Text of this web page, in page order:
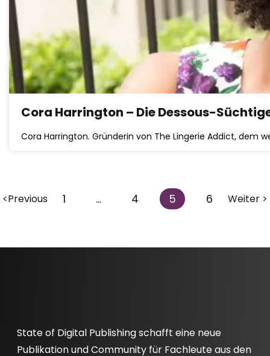
Cora Harrington – Die Dessous-
Cora Harrington. Gründerin von The Lingerie Addict, dem
<Previous 1 … 4 5 6 Weiter >
State of Digital Publishing schafft eine neue
Publikation und Community für Fachleute aus den